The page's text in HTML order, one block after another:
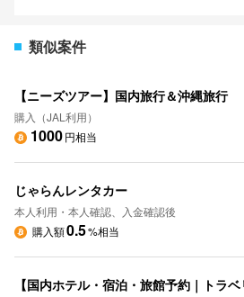
類似案件
【ニーズツアー】国内旅行＆沖縄旅行
購入（JAL利用）
1000円相当
じゃらんレンタカー
本人利用・本人確認、入金確認後
購入額0.5%相当
【国内ホテル・宿泊・旅館予約｜トラベ